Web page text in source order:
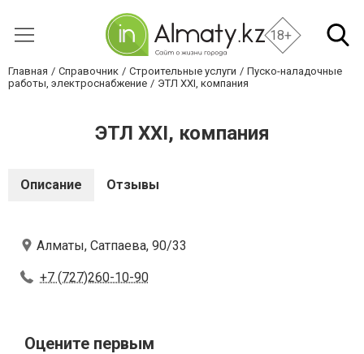
18+
Главная Справочник Строительные услуги
Пуско-наладочные
работы, электроснабжение
ЭТЛ XXI, компания
ЭТЛ XXI, компания
Описание Отзывы
Алматы, Сатпаева, 90/33
+7 (727)260-10-90
Оцените первым